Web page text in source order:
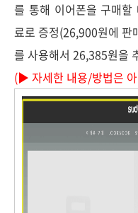
를 통해 이어폰을 구매
료로 증정(26,900원에 판
를 사용해서 26,385원을
(▶ 자세한 내용/방법은